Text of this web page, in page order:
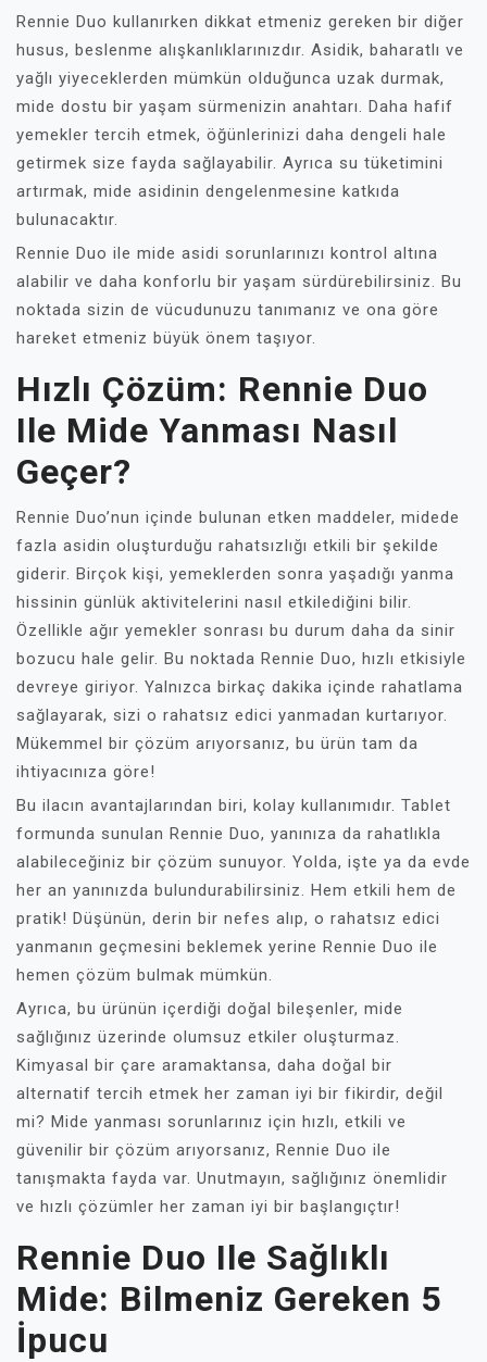
Rennie Duo kullanırken dikkat etmeniz gereken bir diğer
husus, beslenme alışkanlıklarınızdır. Asidik, baharatlı ve
yağlı yiyeceklerden mümkün olduğunca uzak durmak,
mide dostu bir yaşam sürmenizin anahtarı. Daha hafif
yemekler tercih etmek, öğünlerinizi daha dengeli hale
getirmek size fayda sağlayabilir. Ayrıca su tüketimini
artırmak, mide asidinin dengelenmesine katkıda
bulunacaktır.
Rennie Duo ile mide asidi sorunlarınızı kontrol altına
alabilir ve daha konforlu bir yaşam sürdürebilirsiniz. Bu
noktada sizin de vücudunuzu tanımanız ve ona göre
hareket etmeniz büyük önem taşıyor.
Hızlı Çözüm: Rennie Duo
Ile Mide Yanması Nasıl
Geçer?
Rennie Duo’nun içinde bulunan etken maddeler, midede
fazla asidin oluşturduğu rahatsızlığı etkili bir şekilde
giderir. Birçok kişi, yemeklerden sonra yaşadığı yanma
hissinin günlük aktivitelerini nasıl etkilediğini bilir.
Özellikle ağır yemekler sonrası bu durum daha da sinir
bozucu hale gelir. Bu noktada Rennie Duo, hızlı etkisiyle
devreye giriyor. Yalnızca birkaç dakika içinde rahatlama
sağlayarak, sizi o rahatsız edici yanmadan kurtarıyor.
Mükemmel bir çözüm arıyorsanız, bu ürün tam da
ihtiyacınıza göre!
Bu ilacın avantajlarından biri, kolay kullanımıdır. Tablet
formunda sunulan Rennie Duo, yanınıza da rahatlıkla
alabileceğiniz bir çözüm sunuyor. Yolda, işte ya da evde
her an yanınızda bulundurabilirsiniz. Hem etkili hem de
pratik! Düşünün, derin bir nefes alıp, o rahatsız edici
yanmanın geçmesini beklemek yerine Rennie Duo ile
hemen çözüm bulmak mümkün.
Ayrıca, bu ürünün içerdiği doğal bileşenler, mide
sağlığınız üzerinde olumsuz etkiler oluşturmaz.
Kimyasal bir çare aramaktansa, daha doğal bir
alternatif tercih etmek her zaman iyi bir fikirdir, değil
mi? Mide yanması sorunlarınız için hızlı, etkili ve
güvenilir bir çözüm arıyorsanız, Rennie Duo ile
tanışmakta fayda var. Unutmayın, sağlığınız önemlidir
ve hızlı çözümler her zaman iyi bir başlangıçtır!
Rennie Duo Ile Sağlıklı
Mide: Bilmeniz Gereken 5
İpucu